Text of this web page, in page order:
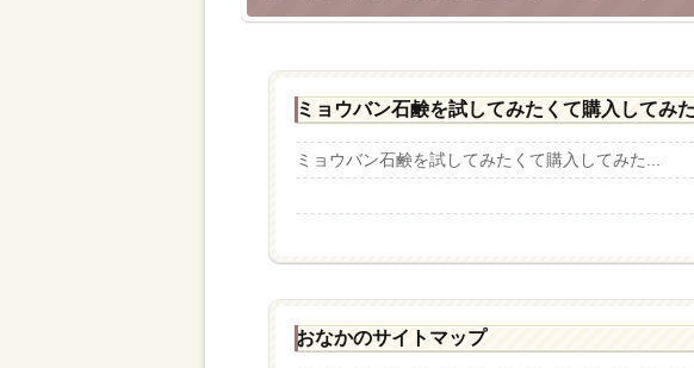
ミョウバン石鹸を試してみたくて購入してみた
ミョウバン石鹸を試してみたくて購入してみた...
おなかのサイトマップ